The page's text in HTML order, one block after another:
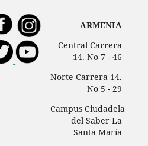
ARMENIA
Central Carrera
14. No 7 - 46
Norte Carrera 14.
No 5 - 29
Campus Ciudadela
del Saber La
Santa María